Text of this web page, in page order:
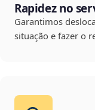
Rapidez no
Garantimos
situação e fazer o